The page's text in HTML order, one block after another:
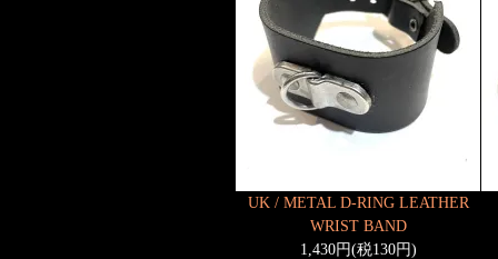
UK / METAL D-RING LEATHER
WRIST BAND
1,430円(税130円)